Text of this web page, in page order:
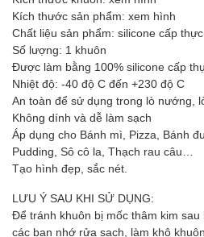
Kích thước sản phẩm: xem hình
Chất liệu sản phẩm: silicone cấp
Số lượng: 1 khuôn
Được làm bằng 100% silicone cấp
Nhiệt độ: -40 độ C đến +230 độ C
An toàn để sử dụng trong lò nướng,
Không dính và dễ làm sạch
Áp dụng cho Bánh mì, Pizza, Bánh
Pudding, Sô cô la, Thạch rau câu…
Tạo hình đẹp, sắc nét.
LƯU Ý SAU KHI SỬ DỤNG:
Để tránh khuôn bị mốc thâm kim sau
các bạn nhớ rửa sạch, làm khô